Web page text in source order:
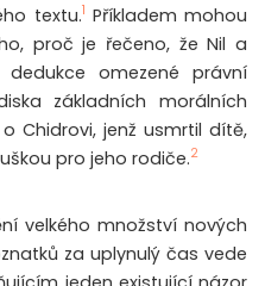
textu.1 Příkladem mohou
proč je řečeno, že Nil a
omezené právní
základních morálních
Chidrovi, jenž usmrtil dítě,
pro jeho rodiče.2
velkého množství nových
za uplynulý čas vede